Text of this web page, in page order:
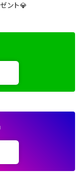
ント💎